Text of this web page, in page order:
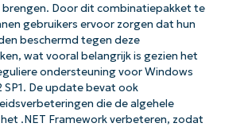
brengen. Door dit combinatiepakket te
gebruikers ervoor zorgen dat hun
beschermd tegen deze
wat vooral belangrijk is gezien het
ondersteuning voor Windows
SP1. De update bevat ook
die de algehele
.NET Framework verbeteren, zodat